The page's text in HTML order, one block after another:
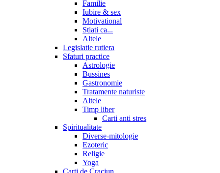
Familie
Iubire & sex
Motivational
Stiati ca...
Altele
Legislatie rutiera
Sfaturi practice
Astrologie
Bussines
Gastronomie
Tratamente naturiste
Altele
Timp liber
Carti anti stres
Spiritualitate
Diverse-mitologie
Ezoteric
Religie
Yoga